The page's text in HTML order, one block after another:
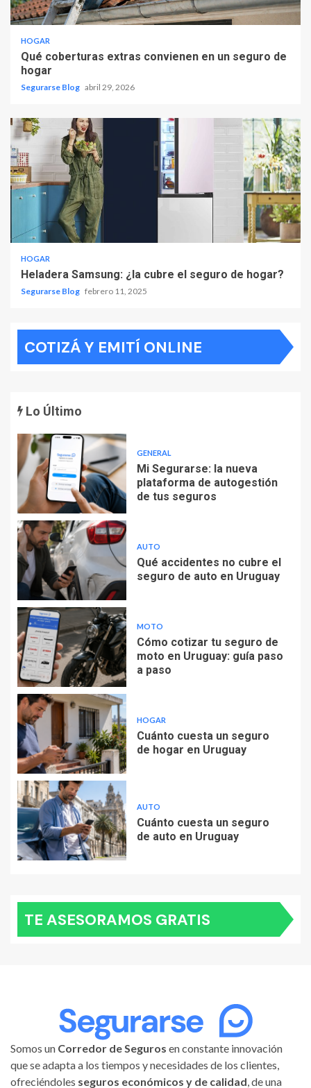
HOGAR
Qué coberturas extras convienen en un seguro de
hogar
Segurarse Blog abril 29, 2026
HOGAR
Heladera Samsung: ¿la cubre el seguro de hogar?
Segurarse Blog febrero 11, 2025
COTIZÁ Y EMITÍ ONLINE
Lo Último
GENERAL
Mi Segurarse: la nueva
plataforma de autogestión
de tus seguros
AUTO
Qué accidentes no cubre el
seguro de auto en Uruguay
MOTO
Cómo cotizar tu seguro de
moto en Uruguay: guía paso
a paso
HOGAR
Cuánto cuesta un seguro
de hogar en Uruguay
AUTO
Cuánto cuesta un seguro
de auto en Uruguay
TE ASESORAMOS GRATIS
Somos un Corredor de Seguros en constante innovación
que se adapta a los tiempos y necesidades de los clientes,
ofreciéndoles seguros económicos y de calidad, de una